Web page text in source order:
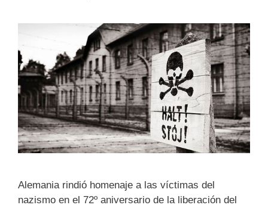
Alemania rindió homenaje a las víctimas del
nazismo en el 72º aniversario de la liberación del